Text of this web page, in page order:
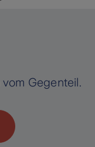
Gegenteil.